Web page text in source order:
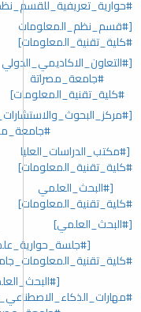
[#قسم_نظم_المعلومات
#كلية_تقنية_المعلومات]
[#التعاون_الاكاديمي_الدولي
#جامعة_مصراتة
#كلية_تقنية_المعلومات]
[#مكتب_الدراسات_العليا
#كلية_تقنية_المعلومات]
[#البحث_العلمي
#كلية_تقنية_المعلومات]
[#البحث_العلمي]